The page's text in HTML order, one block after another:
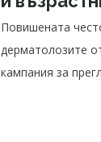
Повишената
дерматолозите
кампания за